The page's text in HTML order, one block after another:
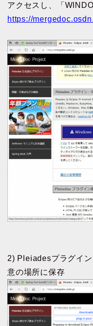
アクセスし、「
https://
2) Pleiadesプラグイ
意の場所に保存